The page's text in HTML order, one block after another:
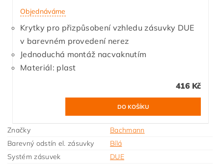
Objednáváme
Krytky pro přizpůsobení vzhledu zásuvky DUE
v barevném provedení nerez
Jednoduchá montáž nacvaknutím
Materiál: plast
416 Kč
Značky
Bachmann
Barevný odstín el. zásuvky
Bílá
Systém zásuvek
DUE